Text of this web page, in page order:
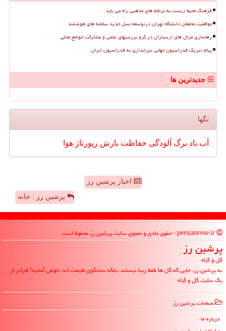
فرهنگ محیط زیست به برنامه های مذهبی راه می یابد
موفقیت محققان دانشگاه تهران درتوسعه نسل جدید سامانه های هوشمند
رهاسازی مرال های ارسباران در گرو بررسیهای علمی و مشارکت جوامع محلی
پیام تبریک فدراسیون جهانی تیراندازی به فدراسیون ایران
جدیدترین ها
تگها
آب باد برگ آلودگی حفاظت بارش رپورتاژ هوا
اخبار پرشین رز
پرشین رز : خانه
پرشین رز
گل و گیاه
به پرشین رز، جایی که گل ها فقط زیبا نیستند، بلکه سخنگوی طبیعت اند، خوش آمدید! فراتر از
یک سایت گل و گیاه
صفحات پرشین رز
درباره ما